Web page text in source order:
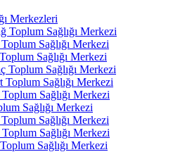
Merkezleri
Toplum Sağlığı Merkezi
Sağlığı Merkezi
Sağlığı Merkezi
Toplum Sağlığı Merkezi
Toplum Sağlığı Merkezi
Sağlığı Merkezi
Sağlığı Merkezi
Sağlığı Merkezi
Sağlığı Merkezi
Sağlığı Merkezi